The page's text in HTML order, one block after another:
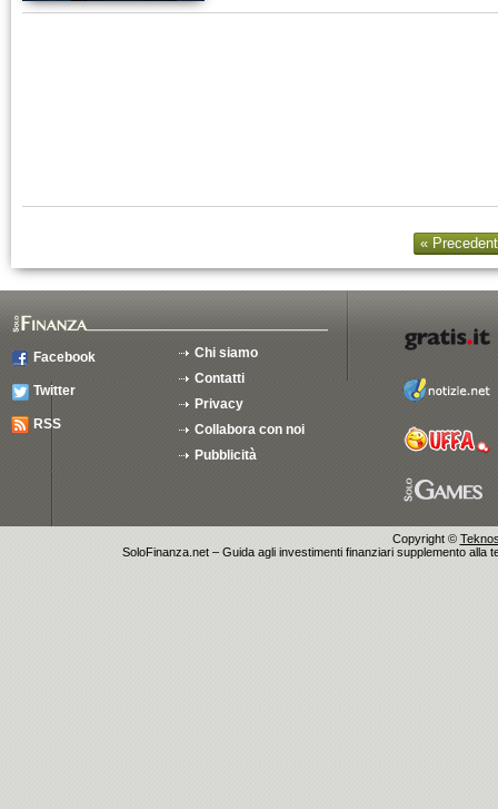
«
Facebook
Twitter
RSS
Chi siamo
Contatti
Privacy
Collabora con noi
Pubblicità
Copyright ©
SoloFinanza.net – Guida agli investimenti finanziari supplemento